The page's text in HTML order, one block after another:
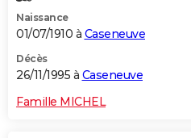
Naissance
01/07/1910 à Caseneuve
Décès
26/11/1995 à Caseneuve
Famille MICHEL